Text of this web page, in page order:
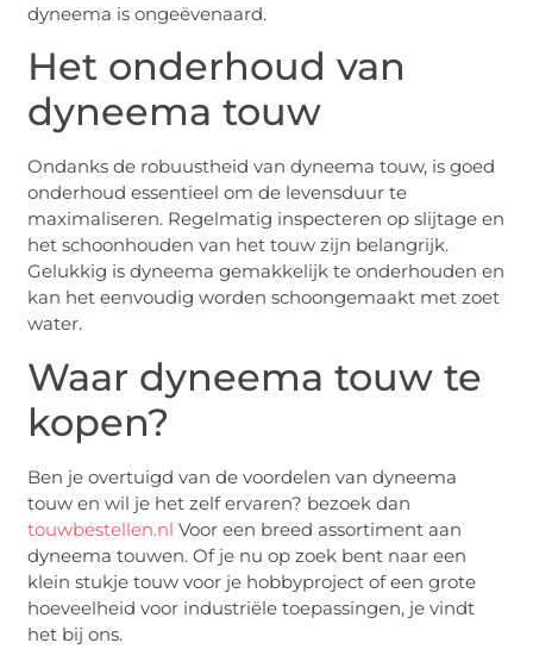
dyneema is ongeëvenaard.
Het onderhoud van
dyneema touw
Ondanks de robuustheid van dyneema touw, is goed
onderhoud essentieel om de levensduur te
maximaliseren. Regelmatig inspecteren op slijtage en
het schoonhouden van het touw zijn belangrijk.
Gelukkig is dyneema gemakkelijk te onderhouden en
kan het eenvoudig worden schoongemaakt met zoet
water.
Waar dyneema touw te
kopen?
Ben je overtuigd van de voordelen van dyneema
touw en wil je het zelf ervaren? bezoek dan
touwbestellen.nl Voor een breed assortiment aan
dyneema touwen. Of je nu op zoek bent naar een
klein stukje touw voor je hobbyproject of een grote
hoeveelheid voor industriële toepassingen, je vindt
het bij ons.